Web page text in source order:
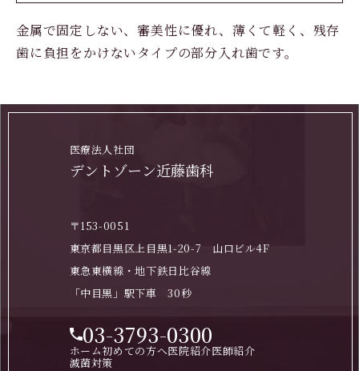
金属で固定しない、審美性に優れ、薄くて軽く、残存
歯に負担をかけないタイプの部分入れ歯です。
医療法人社団
デントゾーン近藤歯科
〒153-0051
東京都目黒区上目黒1-20-7 山口ビル4F
東急東横線・地下鉄日比谷線
「中目黒」駅下車 30秒
03-3793-0300
ホーム初めての方へ医院紹介医師紹介
滅菌対策